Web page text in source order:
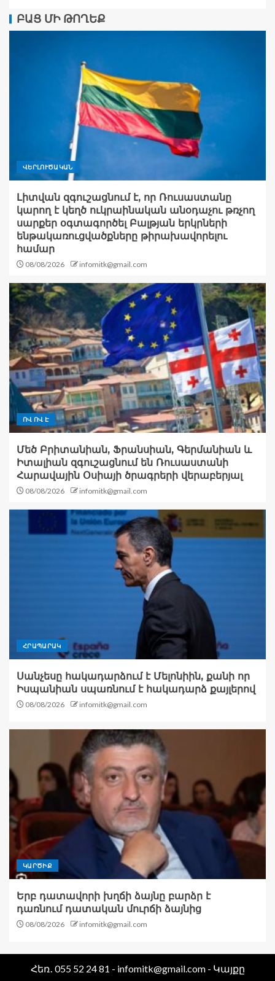
ԲԱՑ ՄԻ ԹՈՂԵՔ
ՎԵՐԼՈՒԾԱԿԱՆ
Լիտվան զգուշացնում է, որ Ռուսաստանը
կարող է կեղծ ուկրաինական անօդաչու թռչող
սարքեր օգտագործել Բալթյան երկրների
ենթակառուցվածքները թիրախավորելու
համար
08/08/2026 infomitk@gmail.com
ՈՎ ՈՎ Է
Մեծ Բրիտանիան, Ֆրանսիան, Գերմանիան և
Իտալիան զգուշացնում են Ռուսաստանի
Հարավային Օսիայի ծրագրերի վերաբերյալ
08/08/2026 infomitk@gmail.com
ՀՐԱՊԱՐԱԿ
Սանչեսը հակադարձում է Մելոնիին, քանի որ
Իսպանիան սպառնում է հակադարձ քայլերով
08/08/2026 infomitk@gmail.com
ԿԱՐԾԻՔ
Երբ դատավորի խղճի ձայնը բարձր է
դառնում դատական մուրճի ձայնից
08/08/2026 infomitk@gmail.com
Հեռ․ 055 52 24 81 - infomitk@gmail.com - Կայքը